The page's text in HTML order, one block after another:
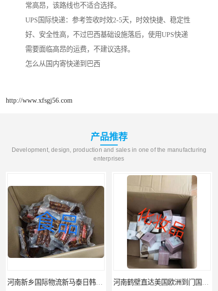
常高昂，该路线也不适合选择。
UPS国际快递：参考签收时效2-5天，时效快捷、稳定性
好、安全性高，不过巴西基础设施落后，使用UPS快递
需要面临高昂的运费，不建议选择。
怎么从国内寄快递到巴西
http://www.xfsgj56.com
产品推荐
Development, design, production and sales in one of the manufacturing
enterprises
河南新乡国际物流新马泰日韩菲律宾老挝缅甸印尼柬埔寨双清包税 河南鹤壁直达美国欧洲到门国际快递药品口罩洗手液消毒水防护衣